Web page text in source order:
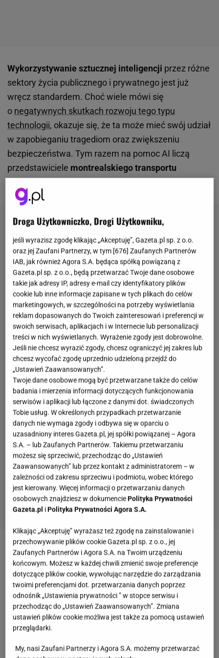
Wykorzystywanie sztucznej inteligencji przez różne
sektory życia publicznego i prywatnego jest już
wręcz standardem. Choć wiele mówi się
o negatywnych skutkach rozwoju tego typu
technologii, okazuje się, że ta może mieć swój udział
w zapobieganiu tragediom oraz zwiększeniu
bezpieczeństwa. Tym razem na pomoc AI liczą
przedstawiciele montrealskiego transportu
Zobacz wideoCo zmieni w naszym życiu rozwój
polskiego AI?
AI ma identyfikować potencjalnych samobójców w
metrze. System testuje montrealski transport
publiczny
Jak donoszą zagraniczne media, w Montrealu trwa
Droga Użytkowniczko, Drogi Użytkowniku,
jeśli wyrazisz zgodę klikając „Akceptuję”, Gazeta.pl sp. z o.o.
oraz jej Zaufani Partnerzy, w tym [676] Zaufanych Partnerów
IAB, jak również Agora S.A. będąca spółką powiązaną z
Gazeta.pl sp. z o.o., będą przetwarzać Twoje dane osobowe
takie jak adresy IP, adresy e-mail czy identyfikatory plików
cookie lub inne informacje zapisane w tych plikach do celów
marketingowych, w szczególności na potrzeby wyświetlania
reklam dopasowanych do Twoich zainteresowań i preferencji w
swoich serwisach, aplikacjach i w Internecie lub personalizacji
treści w nich wyświetlanych. Wyrażenie zgody jest dobrowolne.
Jeśli nie chcesz wyrazić zgody, chcesz ograniczyć jej zakres lub
chcesz wycofać zgodę uprzednio udzieloną przejdź do
„Ustawień Zaawansowanych”.
Twoje dane osobowe mogą być przetwarzane także do celów
badania i mierzenia informacji dotyczących funkcjonowania
serwisów i aplikacji lub łączone z danymi dot. świadczonych
Tobie usług. W określonych przypadkach przetwarzanie
danych nie wymaga zgody i odbywa się w oparciu o
uzasadniony interes Gazeta.pl, jej spółki powiązanej – Agora
S.A. – lub Zaufanych Partnerów. Takiemu przetwarzaniu
możesz się sprzeciwić, przechodząc do „Ustawień
Zaawansowanych” lub przez kontakt z administratorem – w
zależności od zakresu sprzeciwu i podmiotu, wobec którego
jest kierowany. Więcej informacji o przetwarzaniu danych
osobowych znajdziesz w dokumencie Polityka Prywatności
Gazeta.pl i Polityka Prywatności Agora S.A.
Klikając „Akceptuję” wyrażasz też zgodę na zainstalowanie i
przechowywanie plików cookie Gazeta.pl sp. z o.o., jej
Zaufanych Partnerów i Agora S.A. na Twoim urządzeniu
końcowym. Możesz w każdej chwili zmienić swoje preferencje
dotyczące plików cookie, wywołując narzędzie do zarządzania
twoimi preferencjami dot. przetwarzania danych poprzez
odnośnik „Ustawienia prywatności ” w stopce serwisu i
przechodząc do „Ustawień Zaawansowanych”. Zmiana
ustawień plików cookie możliwa jest także za pomocą ustawień
przeglądarki.
My, nasi Zaufani Partnerzy i Agora S.A. możemy przetwarzać